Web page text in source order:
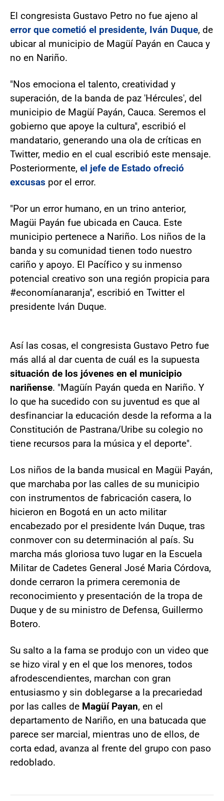
El congresista Gustavo Petro no fue ajeno al
error que cometió el presidente, Iván Duque, de
ubicar al municipio de Magüí Payán en Cauca y
no en Nariño.
"Nos emociona el talento, creatividad y
superación, de la banda de paz 'Hércules', del
municipio de Magüí Payán, Cauca. Seremos el
gobierno que apoye la cultura", escribió el
mandatario, generando una ola de críticas en
Twitter, medio en el cual escribió este mensaje.
Posteriormente, el jefe de Estado ofreció
excusas por el error.
"Por un error humano, en un trino anterior,
Magüi Payán fue ubicada en Cauca. Este
municipio pertenece a Nariño. Los niños de la
banda y su comunidad tienen todo nuestro
cariño y apoyo. El Pacífico y su inmenso
potencial creativo son una región propicia para
#economíanaranja", escribió en Twitter el
presidente Iván Duque.
Así las cosas, el congresista Gustavo Petro fue
más allá al dar cuenta de cuál es la supuesta
situación de los jóvenes en el municipio
nariñense. "Magüín Payán queda en Nariño. Y
lo que ha sucedido con su juventud es que al
desfinanciar la educación desde la reforma a la
Constitución de Pastrana/Uribe su colegio no
tiene recursos para la música y el deporte".
Los niños de la banda musical en Magüi Payán,
que marchaba por las calles de su municipio
con instrumentos de fabricación casera, lo
hicieron en Bogotá en un acto militar
encabezado por el presidente Iván Duque, tras
conmover con su determinación al país. Su
marcha más gloriosa tuvo lugar en la Escuela
Militar de Cadetes General José Maria Córdova,
donde cerraron la primera ceremonia de
reconocimiento y presentación de la tropa de
Duque y de su ministro de Defensa, Guillermo
Botero.
Su salto a la fama se produjo con un video que
se hizo viral y en el que los menores, todos
afrodescendientes, marchan con gran
entusiasmo y sin doblegarse a la precariedad
por las calles de Magüí Payan, en el
departamento de Nariño, en una batucada que
parece ser marcial, mientras uno de ellos, de
corta edad, avanza al frente del grupo con paso
redoblado.